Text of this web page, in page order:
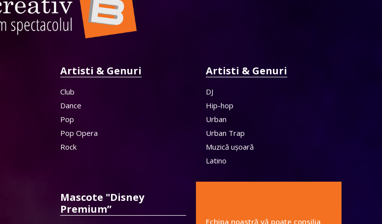
Artisti & Genuri
Club
Dance
Pop
Pop Opera
Rock
Artisti & Genuri
DJ
Hip-hop
Urban
Urban Trap
Muzică ușoară
Latino
Mascote "Disney
Premium”
Echipa noastră vă poate consilia